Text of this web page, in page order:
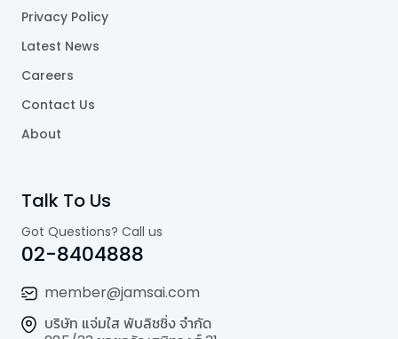
Privacy Policy
Latest News
Careers
Contact Us
About
Talk To Us
Got Questions? Call us
02-8404888
member@jamsai.com
บริษัท แจ่มใส พับลิชชิ่ง จำกัด